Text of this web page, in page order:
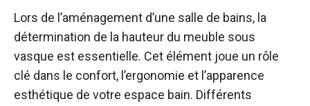
Lors de l’aménagement d’une salle de bains, la
détermination de la hauteur du meuble sous
vasque est essentielle. Cet élément joue un rôle
clé dans le confort, l’ergonomie et l’apparence
esthétique de votre espace bain. Différents